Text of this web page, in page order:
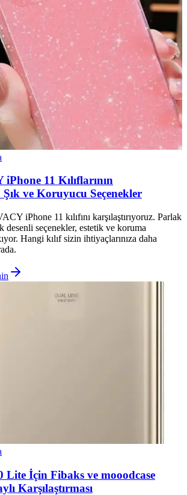
11 Kılıflarının
Şık ve Koruyucu Seçenekler
iPhone 11 kılıfını karşılaştırıyoruz. Parlak
desenli seçenekler, estetik ve koruma
Hangi kılıf sizin ihtiyaçlarınıza daha
Lite İçin Fibaks ve mooodcase
Karşılaştırması